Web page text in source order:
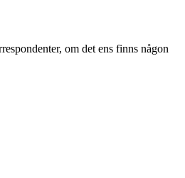
om det ens finns någon